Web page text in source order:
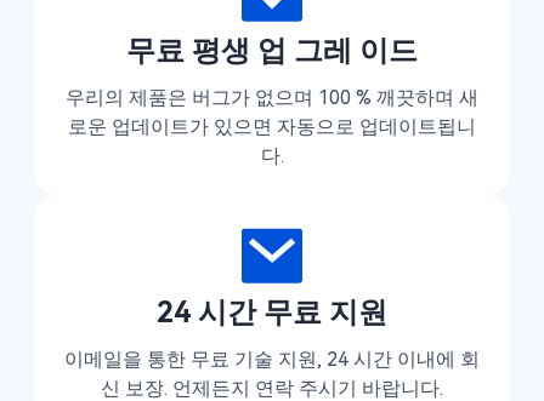
무료 평생 업 그레 이드
우리의 제품은 버그가 없으며 100 % 깨끗하며 새
로운 업데이트가 있으면 자동으로 업데이트됩니
다.
24 시간 무료 지원
이메일을 통한 무료 기술 지원, 24 시간 이내에 회
신 보장. 언제든지 연락 주시기 바랍니다.